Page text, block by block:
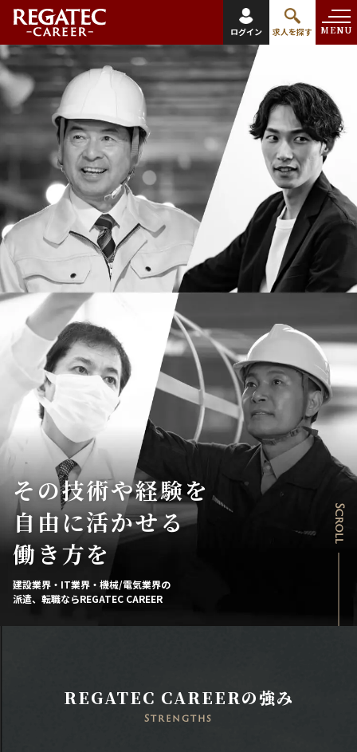
ログイン 求人を探す MENU
Scroll
その技術や経験を
自由に活かせる
働き方を
建設業界・IT業界・機械/電気業界の
派遣、転職ならREGATEC CAREER
REGATEC CAREERの強み
Strengths